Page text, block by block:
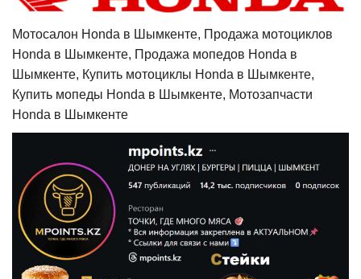
Мотосалон Honda в Шымкенте, Продажа мотоциклов
Honda в Шымкенте, Продажа мопедов Honda в
Шымкенте, Купить мотоциклы Honda в Шымкенте,
Купить мопеды Honda в Шымкенте, Мотозапчасти
Honda в Шымкенте